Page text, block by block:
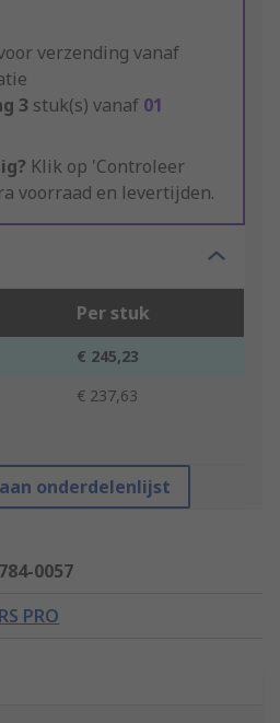
verzending vanaf
3 stuk(s) vanaf 01
Klik op 'Controleer
voorraad en levertijden.
Per stuk
€ 245,23
€ 237,63
onderdelenlijst
784-0057
RS PRO